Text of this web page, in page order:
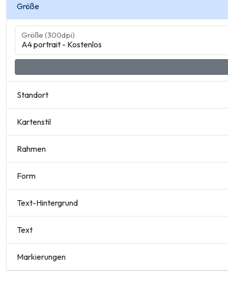
Größe
Größe (300dpi)
Standort
Kartenstil
Rahmen
Form
Text-Hintergrund
Text
Markierungen